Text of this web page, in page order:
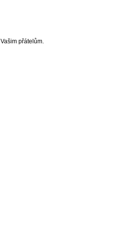
Vašim přátelům.